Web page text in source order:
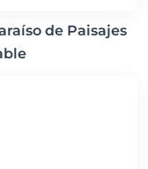
de Paisajes